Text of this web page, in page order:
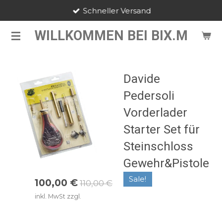
springen WILLKOMMEN BEI BIX.M
Schneller Versand
Davide
Pedersoli
Vorderlader
Starter Set für
Steinschloss
Gewehr&Pistole
Sale!
100,00 € 110,00 €
inkl. MwSt zzgl.